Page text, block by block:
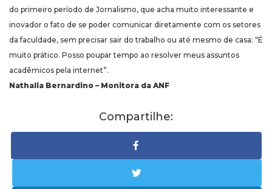
do primeiro período de Jornalismo, que acha muito interessante e
inovador o fato de se poder comunicar diretamente com os setores
da faculdade, sem precisar sair do trabalho ou até mesmo de casa: “É
muito prático. Posso poupar tempo ao resolver meus assuntos
acadêmicos pela internet”.
Nathalia Bernardino – Monitora da ANF
Compartilhe: